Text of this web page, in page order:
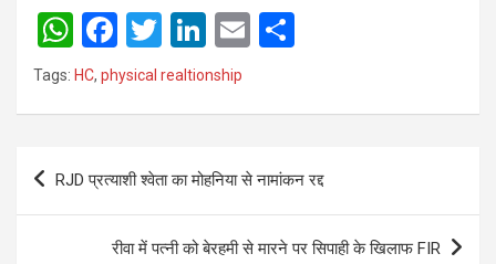
W
h
A
p
F
a
o
o
k
T
wi
Li
n
n
E
Tags: HC, physical realtionship
Post
navigation
RJD प्रत्याशी श्वेता का मोहनिया से नामांकन रद्द
रीवा में पत्नी को बेरहमी से मारने पर सिपाही के खिलाफ FIR